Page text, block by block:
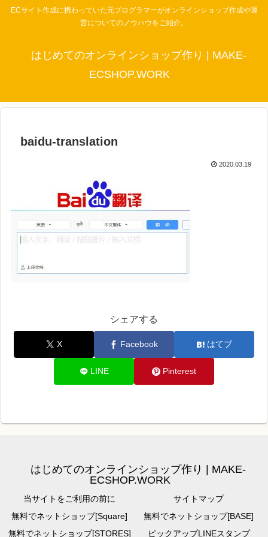
ECサイト作成に携わっていた元プログラマーがオンラインショップ作成や運
営についてのノウハウをご紹介。
はじめてのオンラインショップ作り | MAKE-
ECSHOP.WORK
baidu-translation
2020.03.19
シェアする
X Facebook はてブ
LINE Pinterest
はじめてのオンラインショップ作り | MAKE-
ECSHOP.WORK
当サイトをご利用の前に
サイトマップ
無料でネットショップ[Square]
無料でネットショップ[BASE]
無料でネットショップ[STORES]
ピックアップLINEスタンプ